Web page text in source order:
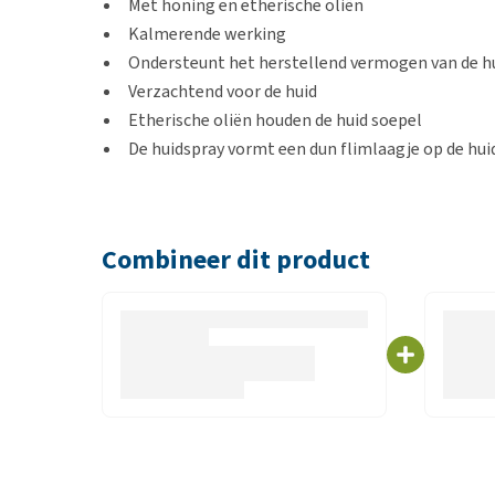
Met honing en etherische oliën
Kalmerende werking
Ondersteunt het herstellend vermogen van de
Verzachtend voor de huid
Etherische oliën houden de huid soepel
De huidspray vormt een dun flimlaagje op de
U maakt de huid, indien nodig, voorzichtig schoon
Niet gebruiken in geval van een allergie voor
Combineer dit product